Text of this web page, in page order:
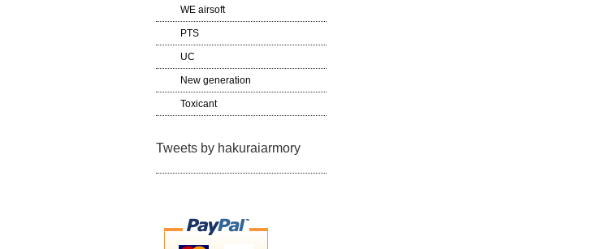
WE airsoft
PTS
UC
New generation
Toxicant
Tweets by hakuraiarmory